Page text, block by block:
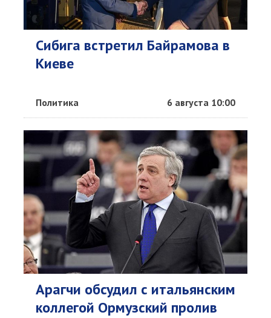
Сибига встретил Байрамова в
Киеве
Политика 6 августа 10:00
Арагчи обсудил с итальянским
коллегой Ормузский пролив